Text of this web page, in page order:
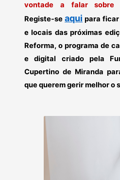
vontade a falar sobre
Registe-se aqui para
e locais das próximas
Reforma, o programa de
e digital criado pela
Cupertino de Miranda
que querem gerir melhor o